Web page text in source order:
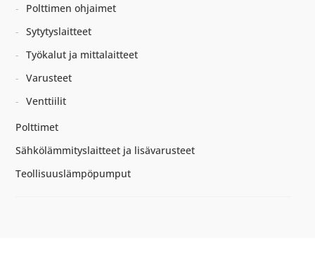
Polttimen ohjaimet
Sytytyslaitteet
Työkalut ja mittalaitteet
Varusteet
Venttiilit
Polttimet
Sähkölämmityslaitteet ja lisävarusteet
Teollisuuslämpöpumput